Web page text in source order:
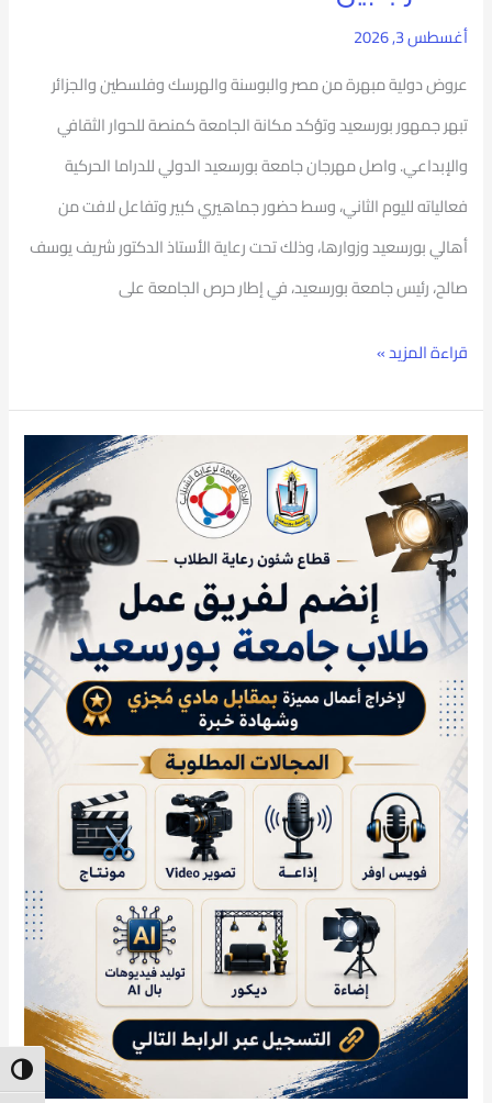
أغسطس 3, 2026
عروض دولية مبهرة من مصر والبوسنة والهرسك وفلسطين والجزائر
تبهر جمهور بورسعيد وتؤكد مكانة الجامعة كمنصة للحوار الثقافي
والإبداعي. واصل مهرجان جامعة بورسعيد الدولي للدراما الحركية
فعالياته لليوم الثاني، وسط حضور جماهيري كبير وتفاعل لافت من
أهالي بورسعيد وزوارها، وذلك تحت رعاية الأستاذ الدكتور شريف يوسف
صالح، رئيس جامعة بورسعيد، في إطار حرص الجامعة على
ويؤكد:
التقارب
قراءة المزيد »
جامعة
بورسعيد
تطلق
باب
التقديم
لفريق
العمل
الطلابي
في
مختلف
المجالات
الإبداعية
والإعلامية